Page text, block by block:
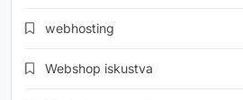
webhosting
Webshop iskustva